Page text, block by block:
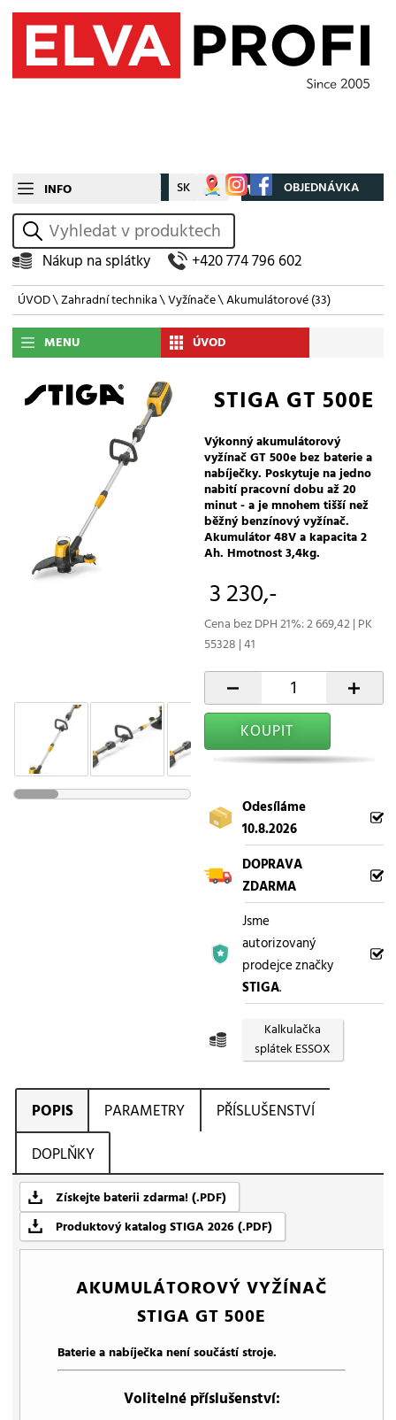
INFO CZ SK Můj účet OBJEDNÁVKA
vyhledat
Nákup na splátky +420 774 796 602
ÚVOD\Zahradní technika\Vyžínače\Akumulátorové(33)
MENU ÚVOD
STIGA GT 500E
Výkonný akumulátorový
vyžínač GT 500e bez baterie a
nabíječky. Poskytuje na jedno
nabití pracovní dobu až 20
minut - a je mnohem tišší než
běžný benzínový vyžínač.
Akumulátor 48V a kapacita 2
Ah. Hmotnost 3,4kg.
3 230,-
Cena bez DPH 21%: 2 669,42 | PK
55328 | 41
- +
KOUPIT
Odesíláme
10.8.2026
DOPRAVA
ZDARMA
Jsme
autorizovaný
prodejce značky
STIGA.
Kalkulačka
splátek ESSOX
POPIS PARAMETRY
PŘÍSLUŠENSTVÍ
DOPLŇKY
Získejte baterii zdarma! (.PDF)
Produktový katalog STIGA 2026 (.PDF)
AKUMULÁTOROVÝ VYŽÍNAČ
STIGA GT 500E
Baterie a nabíječka není součástí stroje.
Volitelné příslušenství: